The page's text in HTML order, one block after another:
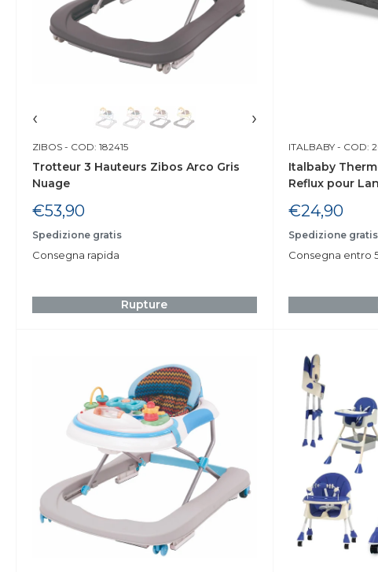
‹ ›
ZIBOS - COD: 182415
Trotteur 3 Hauteurs Zibos Arco Gris
Nuage
Prix
réduit
€53,90
Spedizione gratis
Consegna rapida
Rupture
ITALBABY- COD:
Italbaby
Reflux pour
Prix
réduit
€24,90
Spedizione gratis
Consegna entro